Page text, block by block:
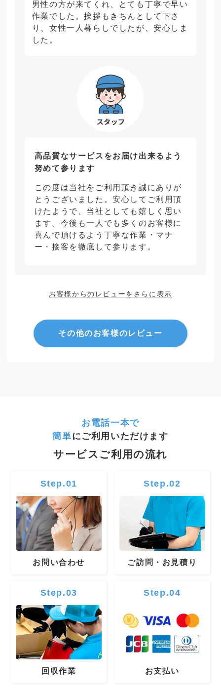
男性の方が来てくれ、とても丁寧で早い
作業でした。挨拶もきちんとして下さ
り、女性一人暮らしでしたが、安心しま
した。
高品質なサービスをお届け出来るよう
努めて参ります
この度は当社をご利用頂き誠にありが
とうございました。安心してご利用頂
けたようで、当社としても嬉しく思い
ます。今後も一人でも多くのお客様に
喜んで頂けるよう丁寧な作業・マナ
ー・接客を徹底して参ります。
お客様からのレビューをさらに表示
その他のお客様のレビュー
お電話一本で
簡単にご利用いただけます
サービスご利用の流れ
Step.01
お問い合わせ
Step.02
ご訪問・お見積り
Step.03
回収作業
Step.04
お支払い